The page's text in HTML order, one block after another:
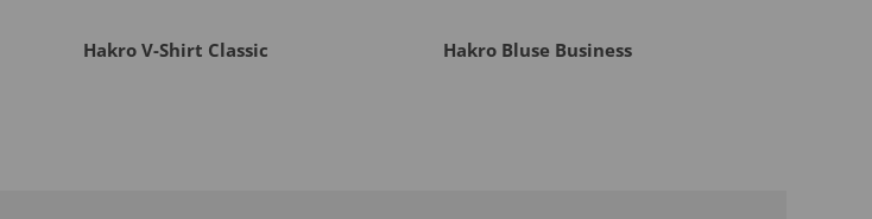
Hakro V-Shirt Classic Hakro Bluse Business